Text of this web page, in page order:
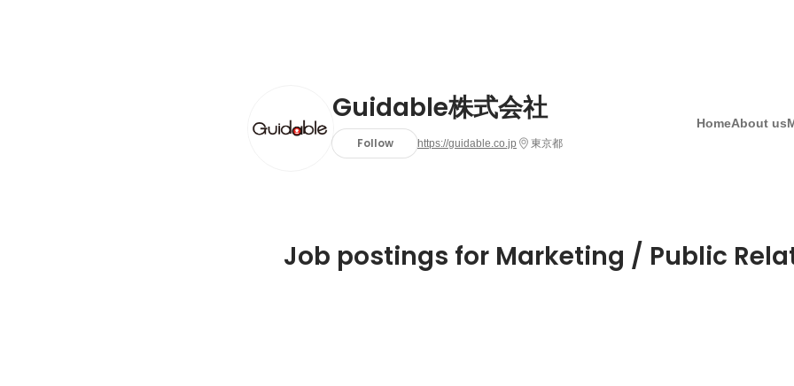
Guidable株式会社
Follow https://guidable.co.jp 東京都
HomeAbout us
Job postings for Marketing / Public